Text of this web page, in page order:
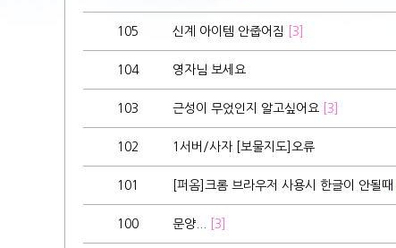
105 신계 아이템 안줍어짐 [3]
104 영자님 보세요
103 근성이 무었인지 알고싶어요 [3]
102 1서버/사자 [보물지도]오류
101 [퍼옴]크롬 브라우저 사용시 한글이 안될때
100 문양... [3]